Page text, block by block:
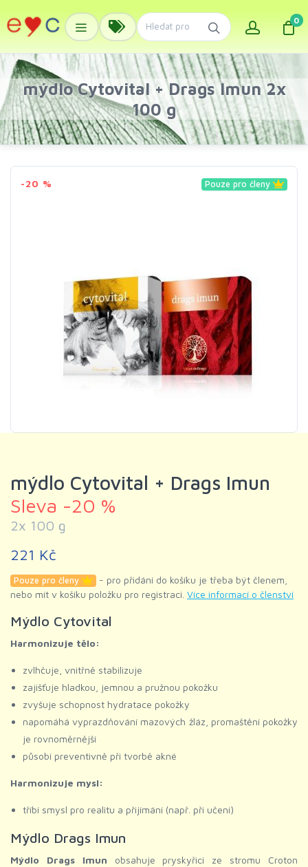
0
mýdlo Cytovital + Drags Imun 2x
100 g
-20 % Pouze pro členy
mýdlo Cytovital + Drags Imun
Sleva -20 %
2x 100 g
221 Kč
Pouze pro členy
- pro přidání do košíku je třeba být členem,
nebo mít v košíku položku pro registraci. Více informací o členství
Mýdlo Cytovital
Harmonizuje tělo:
zvlhčuje, vnitřně stabilizuje
zajišťuje hladkou, jemnou a pružnou pokožku
zvyšuje schopnost hydratace pokožky
napomáhá vyprazdňování mazových žláz, promaštění pokožky
je rovnoměrnější
působí preventivně při tvorbě akné
Harmonizuje mysl:
tříbí smysl pro realitu a přijímání (např. při učení)
Mýdlo Drags Imun
Mýdlo Drags Imun obsahuje pryskyřici ze stromu Croton